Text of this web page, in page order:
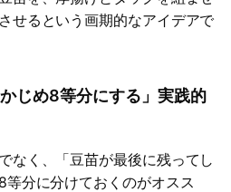
せるという画期的なアイデアで
じめ8等分にする」実践的
なく、「豆苗が最後に残ってし
等分に分けておくのがオスス